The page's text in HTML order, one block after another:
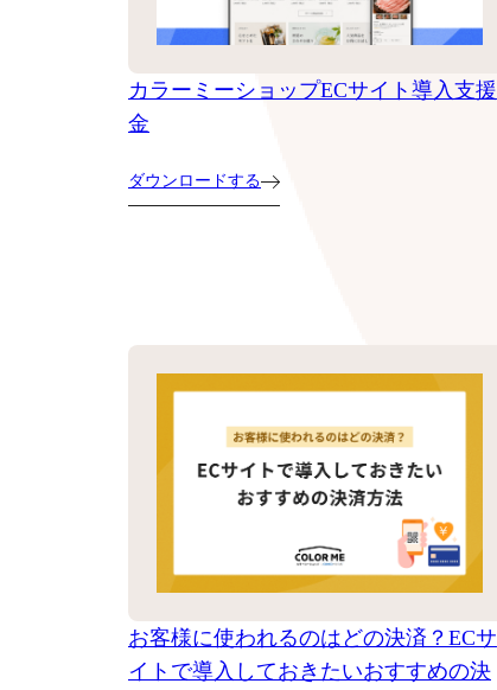
カラーミーショップECサイト導入支援
金
ダウンロードする
お客様に使われるのはどの決済？ECサ
イトで導入しておきたいおすすめの決